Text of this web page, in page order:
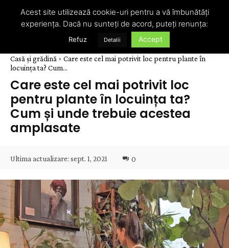
Casă și grădină
Care este cel mai potrivit loc pentru plante în
locuința ta? Cum...
Care este cel mai potrivit loc
pentru plante în locuința ta?
Cum și unde trebuie acestea
amplasate
Ultima actualizare: sept. 1, 2021 0
Acest site utilizează cookie-uri pentru a vă îmbunătăți
experiența. Dacă nu sunteți de acord, puteți renunța:
Refuz Detalii Accept